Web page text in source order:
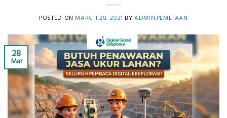
POSTED ONMARCH 28, 2021 BYADMIN.PEMETAAN
28
Mar